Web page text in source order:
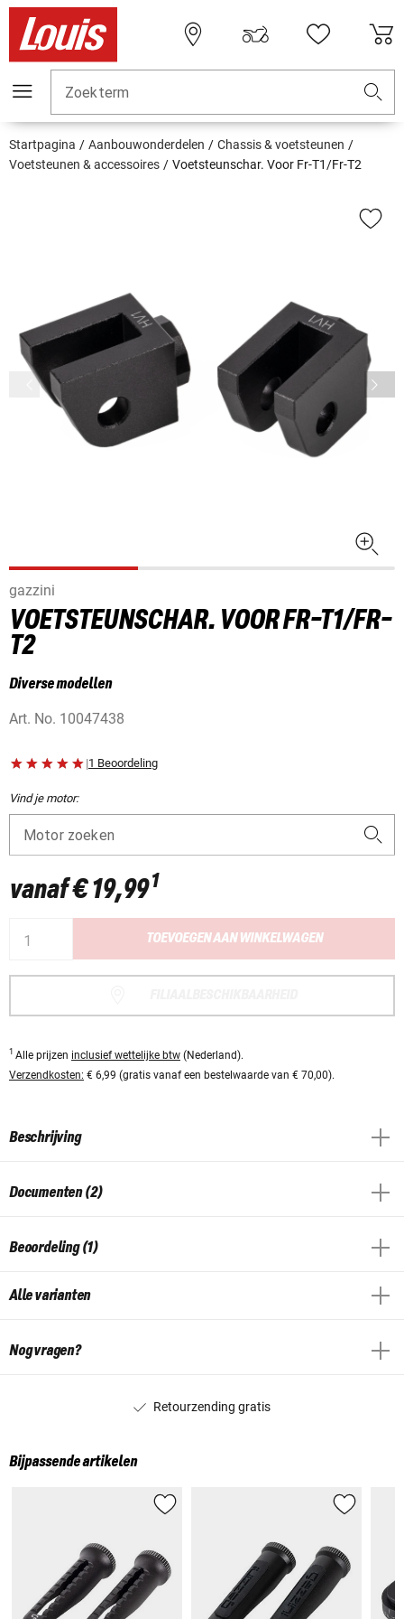
Zoekterm
Startpagina Aanbouwonderdelen
Chassis & voetsteunen
Voetsteunen & accessoires
Voetsteunschar. Voor Fr-T1/Fr-T2
gazzini
VOETSTEUNSCHAR. VOOR FR-T1/FR-
T2
Diverse modellen
Art. No. 10047438
|1 Beoordeling
Vind je motor:
Motor zoeken
vanaf€ 19,991
TOEVOEGEN AAN WINKELWAGEN
1 Alle prijzen inclusief wettelijke btw (Nederland).
Verzendkosten: € 6,99 (gratis vanaf een bestelwaarde van € 70,00).
Beschrijving
Documenten (2)
Beoordeling (1)
Alle varianten
Nog vragen?
Retourzending gratis
Bijpassende artikelen